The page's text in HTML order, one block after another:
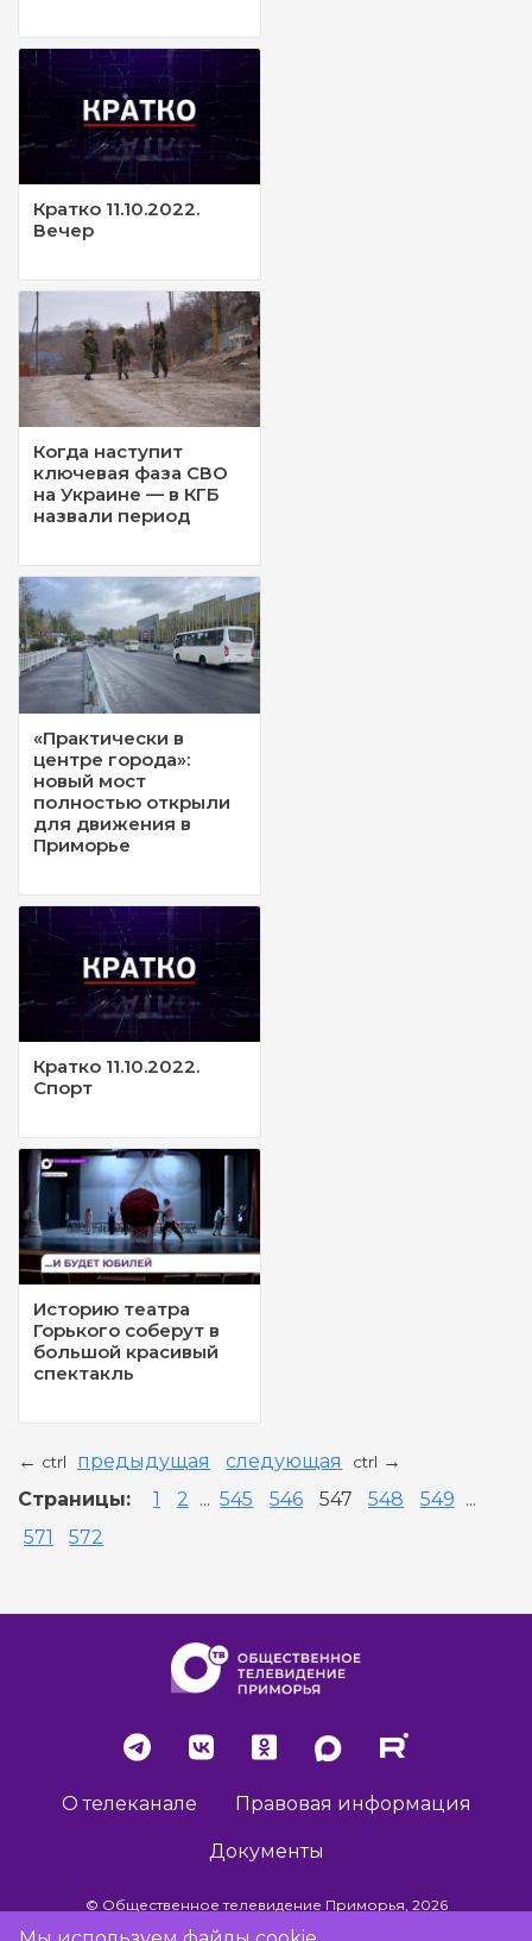
Кратко 11.10.2022.
Вечер
Когда наступит
ключевая фаза СВО
на Украине — в КГБ
назвали период
«Практически в
центре города»:
новый мост
полностью открыли
для движения в
Приморье
Кратко 11.10.2022.
Спорт
Историю театра
Горького соберут в
большой красивый
спектакль
← ctrl предыдущая следующая ctrl →
Страницы: 1 2 ... 545 546 547 548 549 ...
571
572
О телеканале Правовая информация
Документы
© Общественное телевидение Приморья, 2026